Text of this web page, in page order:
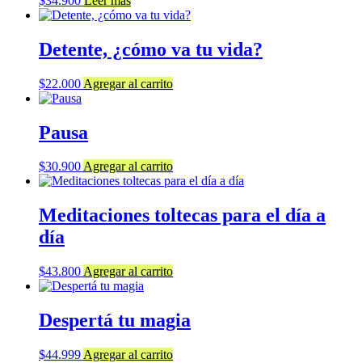
Detente, ¿cómo va tu vida?
$22.000 Agregar al carrito
Pausa
$30.900Agregar al carrito
Meditaciones toltecas para el día a
día
$43.800 Agregar al carrito
Despertá tu magia
$44.999 Agregar al carrito